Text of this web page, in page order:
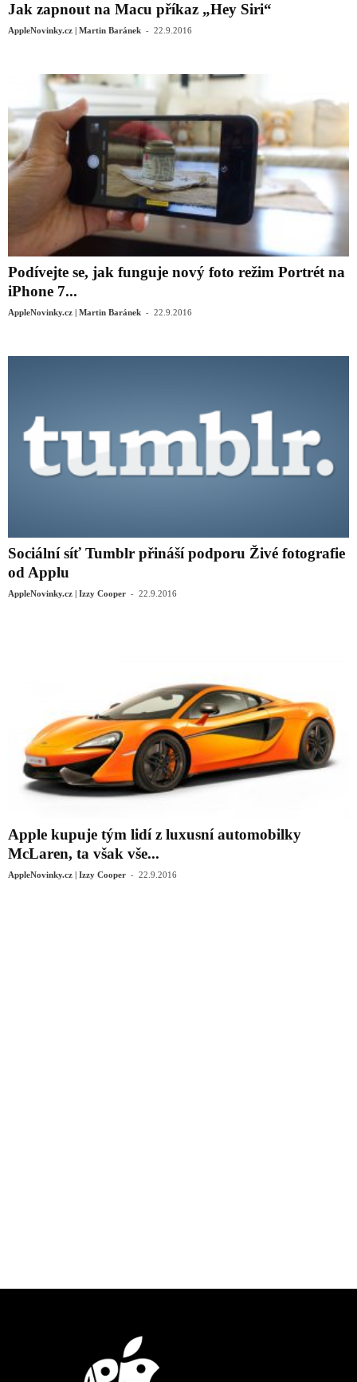
Jak zapnout na Macu příkaz „Hey Siri“
AppleNovinky.cz | Martin Baránek - 22.9.2016
Podívejte se, jak funguje nový foto režim Portrét na
iPhone 7...
AppleNovinky.cz | Martin Baránek - 22.9.2016
Sociální síť Tumblr přináší podporu Živé fotografie
od Applu
AppleNovinky.cz | Izzy Cooper - 22.9.2016
Apple kupuje tým lidí z luxusní automobilky
McLaren, ta však vše...
AppleNovinky.cz | Izzy Cooper - 22.9.2016